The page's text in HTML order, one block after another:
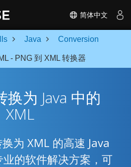
简体中文
Java Conversion
- PNG 到 XML 转换器
换为 Java 中的
XML
为 XML 的高速 Java
的软件解决方案，可